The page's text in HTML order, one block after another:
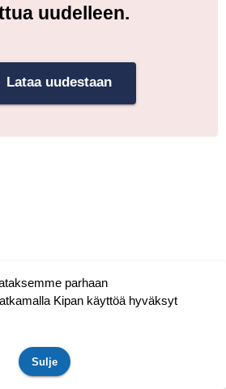
uudelleen.
Lataa uudestaan
parhaan
Kipan käyttöä hyväksyt
Sulje